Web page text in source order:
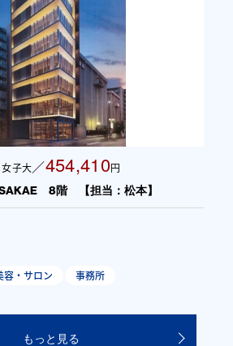
子大／454,410円
SAKAE 8階 【担当：松本】
容・サロン 事務所
もっと見る